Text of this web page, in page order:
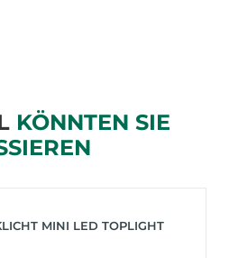
KÖNNTEN SIE
MINI LED TOPLIGHT